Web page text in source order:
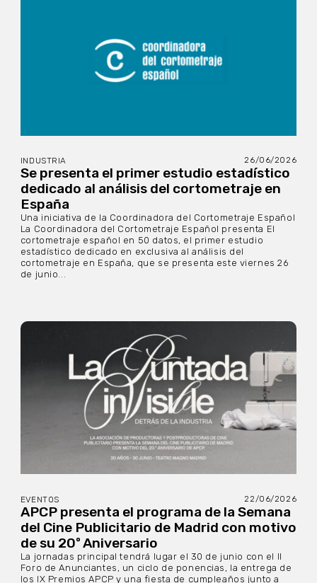
INDUSTRIA 26/06/2026
Se presenta el primer estudio estadístico
dedicado al análisis del cortometraje en
España
Una iniciativa de la Coordinadora del Cortometraje Español
La Coordinadora del Cortometraje Español presenta El
cortometraje español en 50 datos, el primer estudio
estadístico dedicado en exclusiva al análisis del
cortometraje en España, que se presenta este viernes 26
de junio...
EVENTOS 22/06/2026
APCP presenta el programa de la Semana
del Cine Publicitario de Madrid con motivo
de su 20º Aniversario
La jornadas principal tendrá lugar el 30 de junio con el II
Foro de Anunciantes, un ciclo de ponencias, la entrega de
los IX Premios APCP y una fiesta de cumpleaños junto a